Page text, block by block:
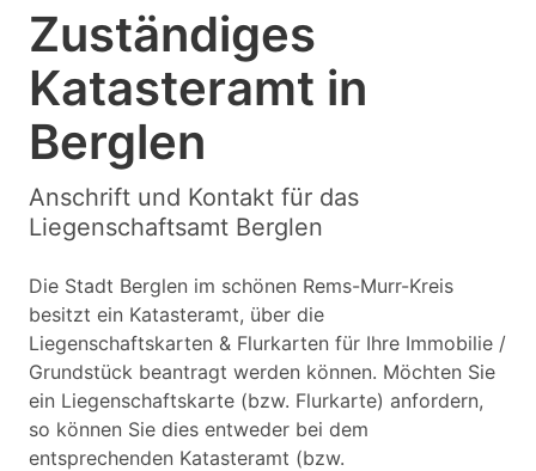
Zuständiges
Katasteramt in
Berglen
Anschrift und Kontakt für das
Liegenschaftsamt Berglen
Die Stadt Berglen im schönen Rems-Murr-Kreis
besitzt ein Katasteramt, über die
Liegenschaftskarten & Flurkarten für Ihre Immobilie /
Grundstück beantragt werden können. Möchten Sie
ein Liegenschaftskarte (bzw. Flurkarte) anfordern,
so können Sie dies entweder bei dem
entsprechenden Katasteramt (bzw.